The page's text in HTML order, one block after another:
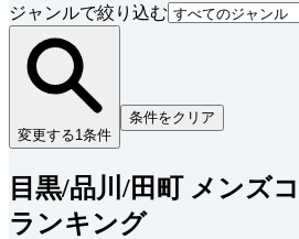
ジャンルで絞り込む
変更する1 条件
条件をクリア
目黒/品川/田町 メンズ
ランキング